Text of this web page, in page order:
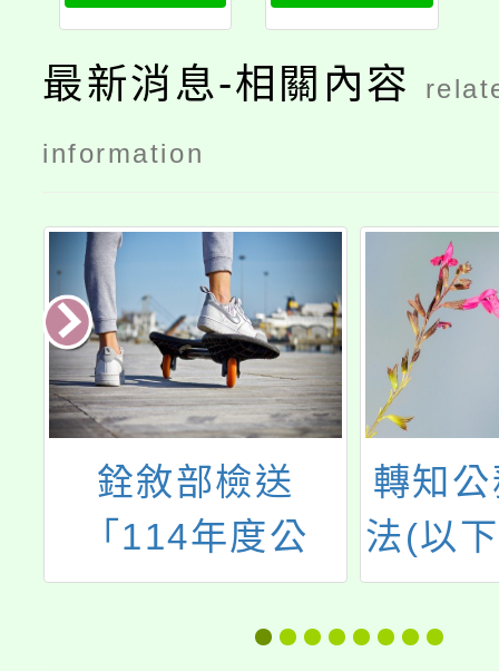
最新消息-相關內容
information
轉知公務員服務
法(以下簡稱服務
法)於111年6月
22日修正後，公
轉知
「政
上班
點」